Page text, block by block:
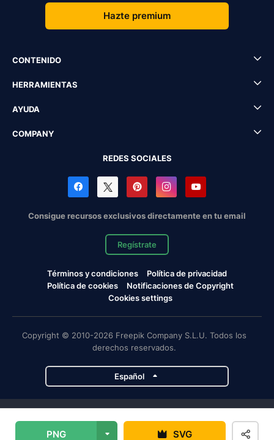
PNG SVG
Hazte premium
CONTENIDO
HERRAMIENTAS
AYUDA
COMPANY
REDES SOCIALES
Consigue recursos exclusivos directamente en tu email
Regístrate
Términos y condiciones
Política de privacidad
Política de cookies
Notificaciones de Copyright
Cookies settings
Copyright © 2010-2026 Freepik Company S.L.U. Todos los
derechos reservados.
Español